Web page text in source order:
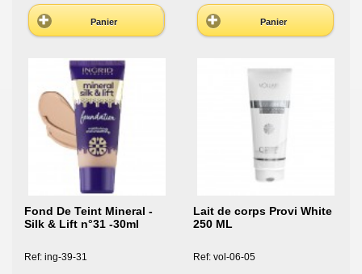
Panier Panier
Fond De Teint Mineral -
Silk & Lift n°31 -30ml
Ref: ing-39-31
Lait de corps Provi White
250 ML
Ref: vol-06-05